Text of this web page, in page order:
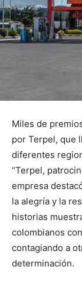
Miles de
por Terpel, que
diferentes
“Terpel,
empresa
la alegría y la
historias
colombianos
contagiando a
determinación.